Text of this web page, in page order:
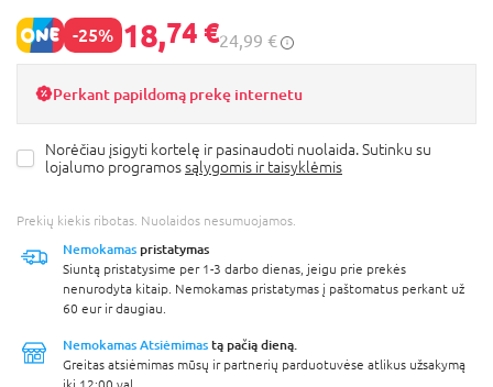
-25% 18,74 €24,99 €
Perkant papildomą prekę internetu
Norėčiau įsigyti kortelę ir pasinaudoti nuolaida. Sutinku su
lojalumo programossąlygomis ir taisyklėmis
Prekių kiekis ribotas. Nuolaidos nesumuojamos.
Nemokamas pristatymas
Siuntą pristatysime per 1-3 darbo dienas, jeigu prie prekės
nenurodyta kitaip. Nemokamas pristatymas į paštomatus perkant už
60 eur ir daugiau.
Nemokamas Atsiėmimas tą pačią dieną.
Greitas atsiėmimas mūsų ir partnerių parduotuvėse atlikus užsakymą